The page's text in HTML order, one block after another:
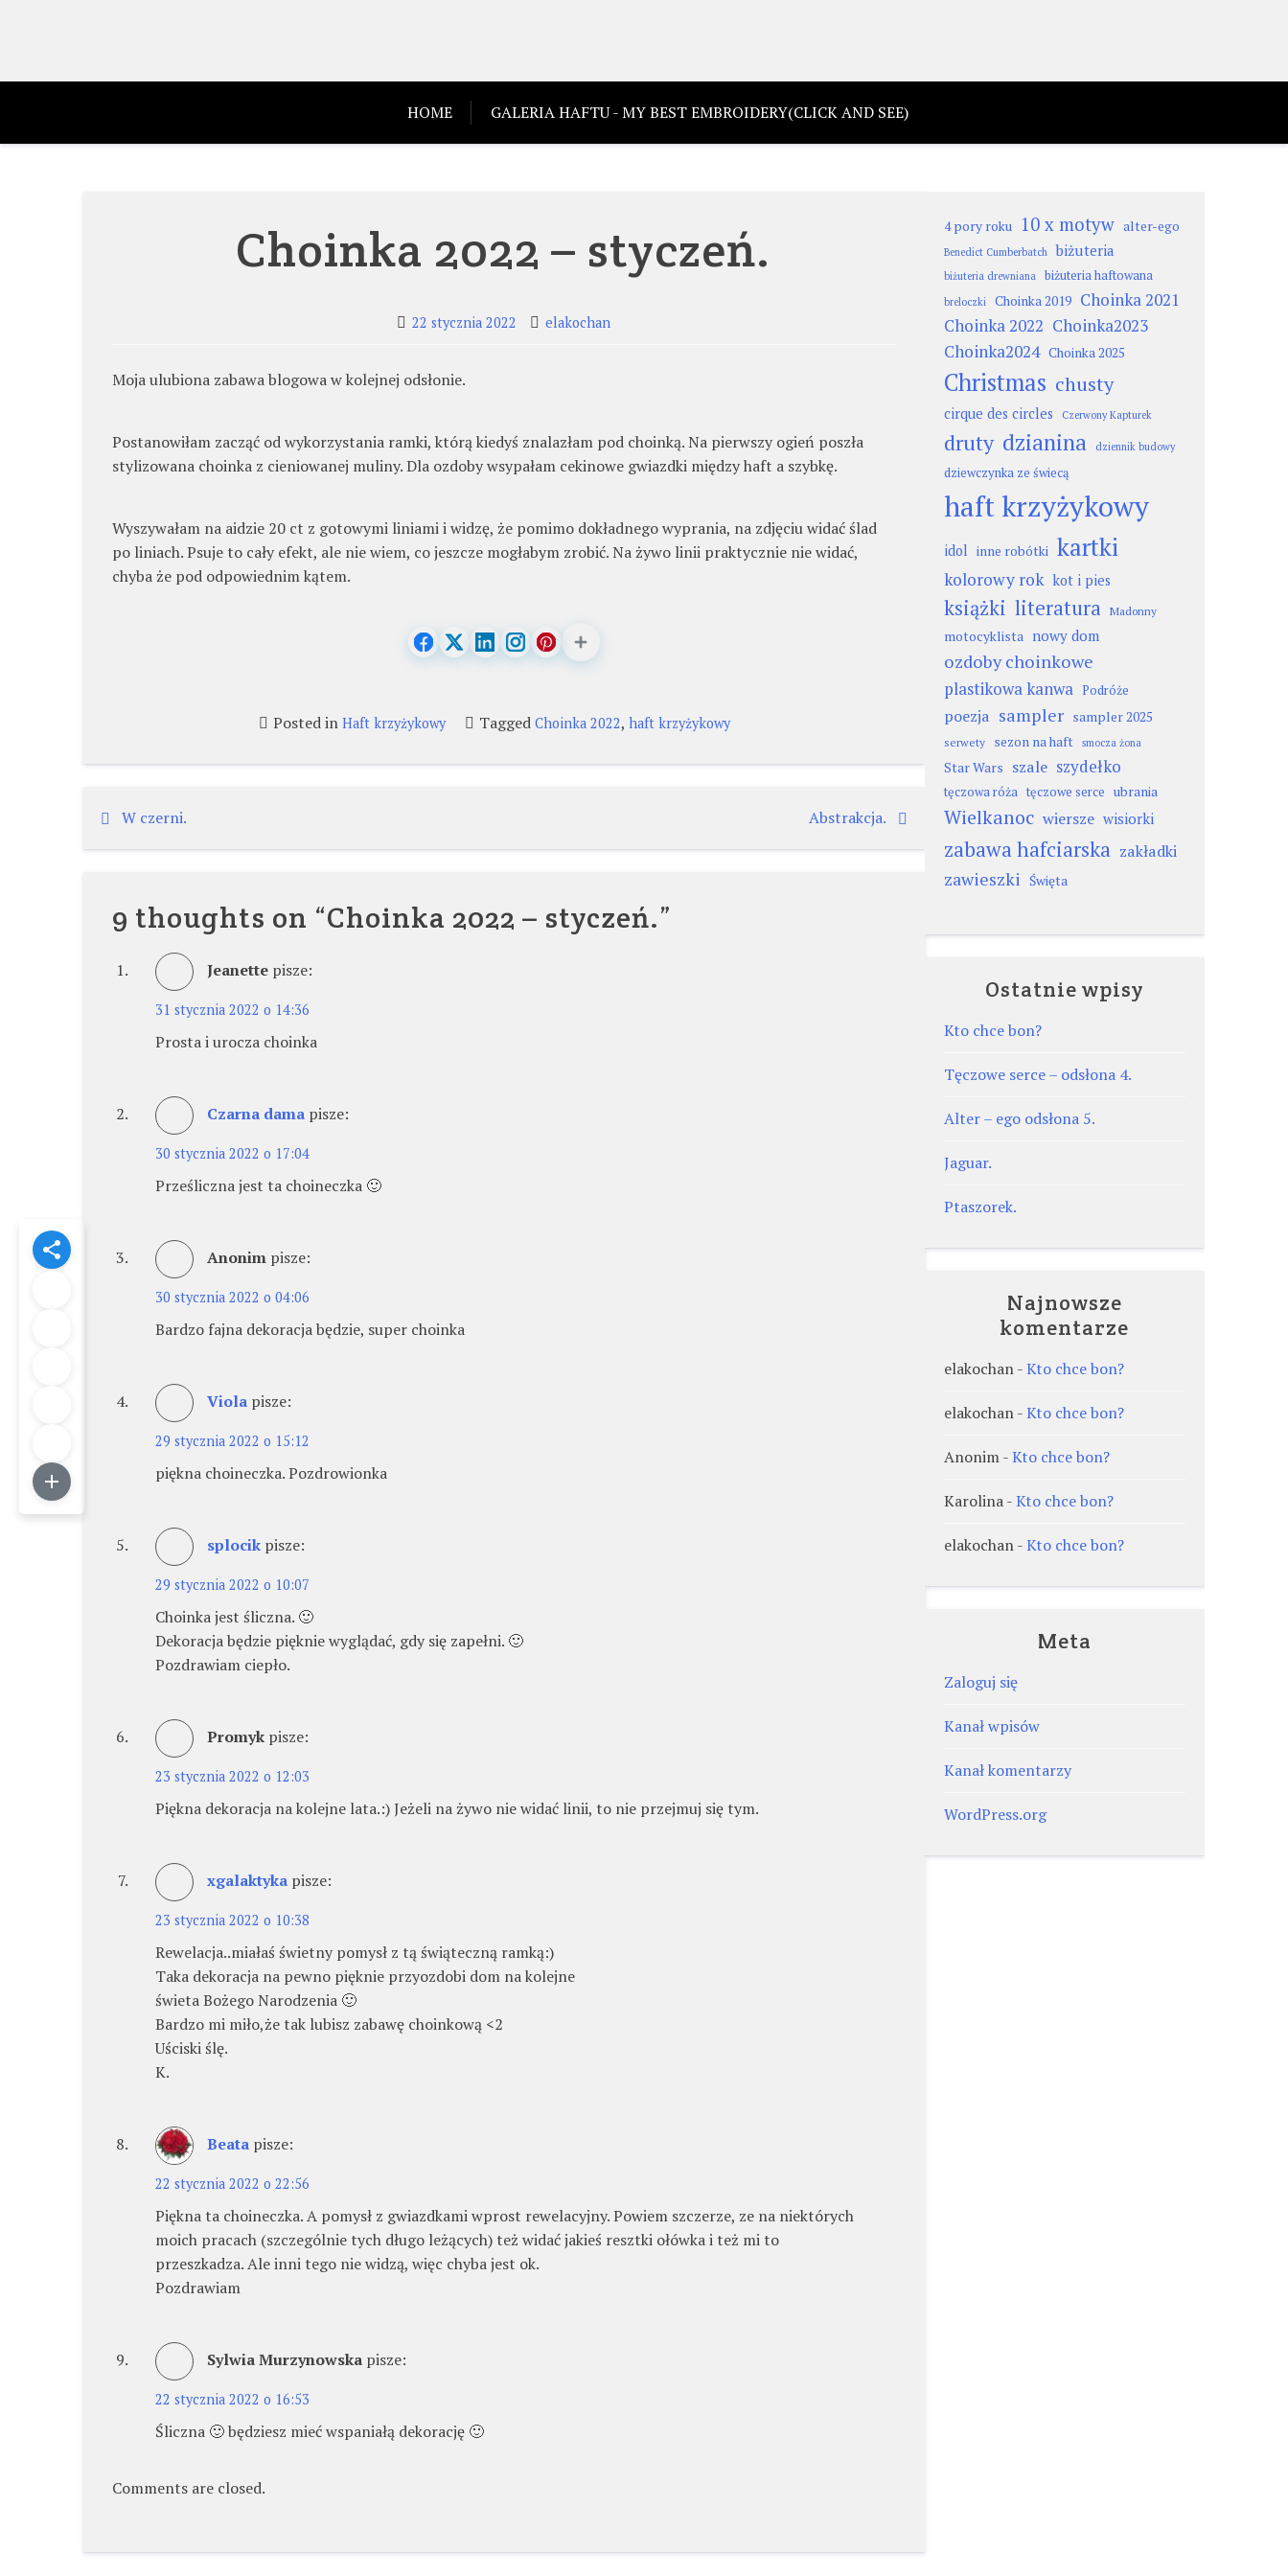
HOME GALERIA HAFTU - MY BEST EMBROIDERY(CLICK AND SEE)
Choinka 2022 – styczeń.
22 stycznia 2022 elakochan
Moja ulubiona zabawa blogowa w kolejnej odsłonie.
Postanowiłam zacząć od wykorzystania ramki, którą kiedyś znalazłam pod choinką. Na pierwszy ogień poszła
stylizowana choinka z cieniowanej muliny. Dla ozdoby wsypałam cekinowe gwiazdki między haft a szybkę.
Wyszywałam na aidzie 20 ct z gotowymi liniami i widzę, że pomimo dokładnego wyprania, na zdjęciu widać ślad
po liniach. Psuje to cały efekt, ale nie wiem, co jeszcze mogłabym zrobić. Na żywo linii praktycznie nie widać,
chyba że pod odpowiednim kątem.
Posted in Haft krzyżykowy Tagged Choinka 2022, haft krzyżykowy
Nawigacja
W czerni. Abstrakcja.
9 thoughts on “Choinka 2022 – styczeń.”
Jeanette pisze:
31 stycznia 2022 o 14:36
Prosta i urocza choinka
Czarna dama pisze:
30 stycznia 2022 o 17:04
Prześliczna jest ta choineczka 🙂
Anonim pisze:
30 stycznia 2022 o 04:06
Bardzo fajna dekoracja będzie, super choinka
Viola pisze:
29 stycznia 2022 o 15:12
piękna choineczka. Pozdrowionka
splocik pisze:
29 stycznia 2022 o 10:07
Choinka jest śliczna. 🙂
Dekoracja będzie pięknie wyglądać, gdy się zapełni. 🙂
Pozdrawiam ciepło.
Promyk pisze:
23 stycznia 2022 o 12:03
Piękna dekoracja na kolejne lata.:) Jeżeli na żywo nie widać linii, to nie przejmuj się tym.
xgalaktyka pisze:
23 stycznia 2022 o 10:38
Rewelacja..miałaś świetny pomysł z tą świąteczną ramką:)
Taka dekoracja na pewno pięknie przyozdobi dom na kolejne
świeta Bożego Narodzenia 🙂
Bardzo mi miło,że tak lubisz zabawę choinkową <2
Uściski ślę.
K.
Beata pisze:
22 stycznia 2022 o 22:56
Piękna ta choineczka. A pomysł z gwiazdkami wprost rewelacyjny. Powiem szczerze, ze na niektórych
moich pracach (szczególnie tych długo leżących) też widać jakieś resztki ołówka i też mi to
przeszkadza. Ale inni tego nie widzą, więc chyba jest ok.
Pozdrawiam
Sylwia Murzynowska pisze:
22 stycznia 2022 o 16:53
Śliczna 🙂 będziesz mieć wspaniałą dekorację 🙂
Comments are closed.
4 pory roku 10 x motyw alter-ego
Benedict Cumberbatch biżuteria
biżuteria drewniana biżuteria haftowana
breloczki Choinka 2019 Choinka 2021
Choinka 2022 Choinka2023
Choinka2024 Choinka 2025
Christmas chusty
cirque des circles Czerwony Kapturek
druty dzianina dziennik budowy
dziewczynka ze świecą
haft krzyżykowy
idol inne robótki kartki
kolorowy rok kot i pies
książki literatura Madonny
motocyklista nowy dom
ozdoby choinkowe
plastikowa kanwa Podróże
poezja sampler sampler 2025
serwety sezon na haft smocza żona
Star Wars szale szydełko
tęczowa róża tęczowe serce ubrania
Wielkanoc wiersze wisiorki
zabawa hafciarska zakładki
zawieszki Święta
Ostatnie wpisy
Kto chce bon?
Tęczowe serce – odsłona 4.
Alter – ego odsłona 5.
Jaguar.
Ptaszorek.
Najnowsze
komentarze
elakochan-Kto chce bon?
elakochan-Kto chce bon?
Anonim-Kto chce bon?
Karolina-Kto chce bon?
elakochan-Kto chce bon?
Meta
Zaloguj się
Kanał wpisów
Kanał komentarzy
WordPress.org